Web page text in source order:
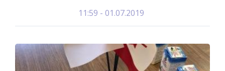
01.07.2019 - 11:59